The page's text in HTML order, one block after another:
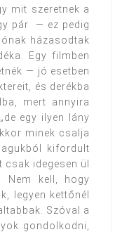
mit szeretnek a
pár — ez pedig
házasodtak
Egy filmben
— jó esetben
és derékba
mert annyira
egy ilyen lány
minek csalja
kifordult
idegesen ül
Nem kell, hogy
legyen kettőnél
Szóval a
gondolkodni,